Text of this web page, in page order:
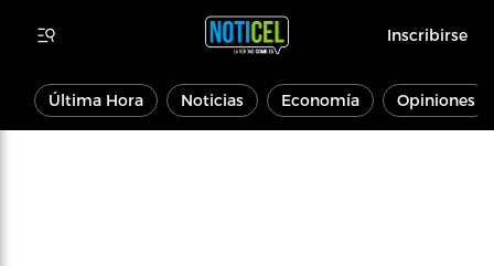
Inscribirse
Última Hora Noticias Economía Opiniones